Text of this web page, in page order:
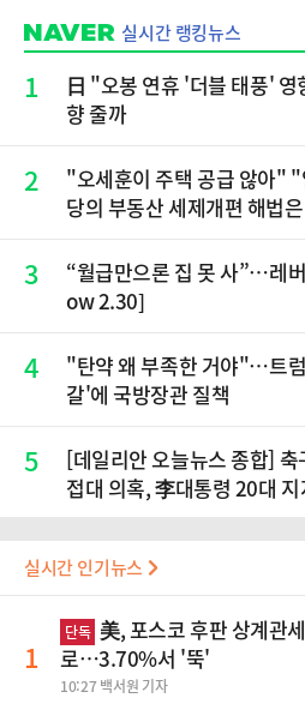
실시간 랭킹뉴스
1
日 "오봉 연휴 '더블 태풍'
향 줄까
2
"오세훈이 주택 공급 않아"
당의 부동산 세제개편 해법은
3
“월급만으론 집 못 사”…레
ow 2.30]
4
"탄약 왜 부족한 거야"…트
갈'에 국방장관 질책
5
[데일리안 오늘뉴스 종합]
접대 의혹, 李대통령 20대
실시간 인기뉴스
1
단독 美, 포스코 후판 상계관
로…3.70%서 '뚝'
10:27 백서원 기자